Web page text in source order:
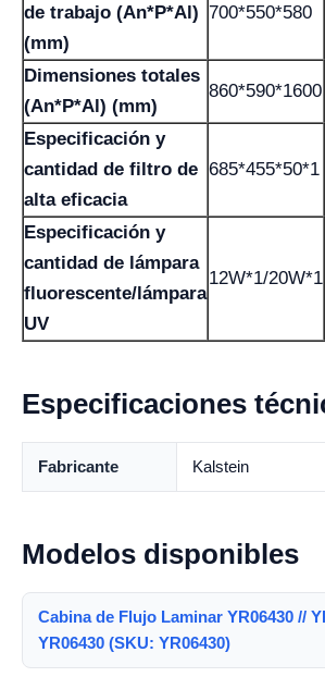
de trabajo (An*P*Al)
(mm)
700*550*580
Dimensiones totales
(An*P*Al) (mm)
860*590*1600
Especificación y
cantidad de filtro de
alta eficacia
685*455*50*1
Especificación y
cantidad de lámpara
fluorescente/lámpara
UV
12W*1/20W*1
Especificaciones
Fabricante Kalstein
Modelos disponibles
Cabina de Flujo Laminar YR06430 //
YR06430 (SKU: YR06430)